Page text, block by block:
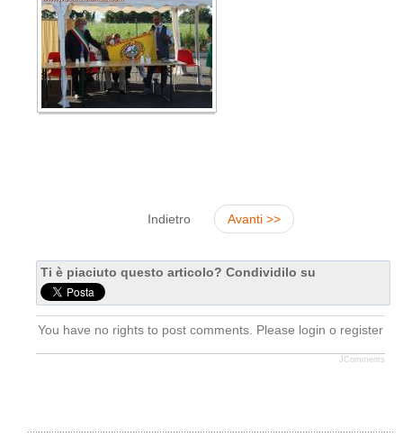
Indietro Avanti >>
Ti è piaciuto questo articolo? Condividilo su
You have no rights to post comments. Please login o register
JComments